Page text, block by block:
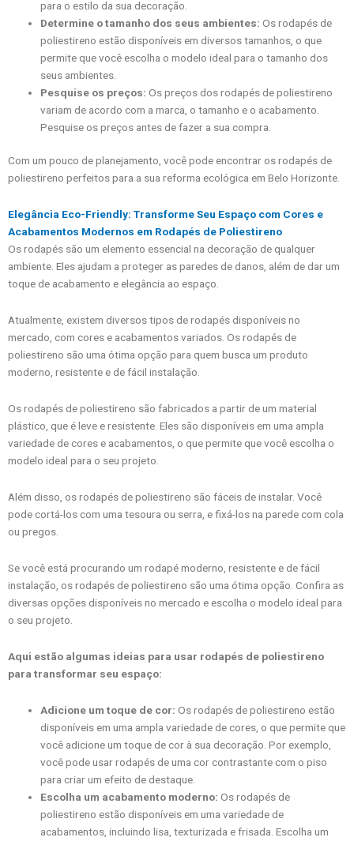
para o estilo da sua decoração.
Determine o tamanho dos seus ambientes: Os rodapés de
poliestireno estão disponíveis em diversos tamanhos, o que
permite que você escolha o modelo ideal para o tamanho dos
seus ambientes.
Pesquise os preços: Os preços dos rodapés de poliestireno
variam de acordo com a marca, o tamanho e o acabamento.
Pesquise os preços antes de fazer a sua compra.
Com um pouco de planejamento, você pode encontrar os rodapés de
poliestireno perfeitos para a sua reforma ecológica em Belo Horizonte.
Elegância Eco-Friendly: Transforme Seu Espaço com Cores e
Acabamentos Modernos em Rodapés de Poliestireno
Os rodapés são um elemento essencial na decoração de qualquer
ambiente. Eles ajudam a proteger as paredes de danos, além de dar um
toque de acabamento e elegância ao espaço.
Atualmente, existem diversos tipos de rodapés disponíveis no
mercado, com cores e acabamentos variados. Os rodapés de
poliestireno são uma ótima opção para quem busca um produto
moderno, resistente e de fácil instalação.
Os rodapés de poliestireno são fabricados a partir de um material
plástico, que é leve e resistente. Eles são disponíveis em uma ampla
variedade de cores e acabamentos, o que permite que você escolha o
modelo ideal para o seu projeto.
Além disso, os rodapés de poliestireno são fáceis de instalar. Você
pode cortá-los com uma tesoura ou serra, e fixá-los na parede com cola
ou pregos.
Se você está procurando um rodapé moderno, resistente e de fácil
instalação, os rodapés de poliestireno são uma ótima opção. Confira as
diversas opções disponíveis no mercado e escolha o modelo ideal para
o seu projeto.
Aqui estão algumas ideias para usar rodapés de poliestireno
para transformar seu espaço:
Adicione um toque de cor: Os rodapés de poliestireno estão
disponíveis em uma ampla variedade de cores, o que permite que
você adicione um toque de cor à sua decoração. Por exemplo,
você pode usar rodapés de uma cor contrastante com o piso
para criar um efeito de destaque.
Escolha um acabamento moderno: Os rodapés de
poliestireno estão disponíveis em uma variedade de
acabamentos, incluindo lisa, texturizada e frisada. Escolha um